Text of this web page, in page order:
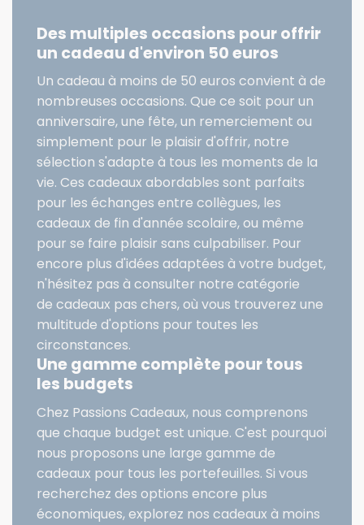
Des multiples occasions pour offrir
un cadeau d'environ 50 euros
Un cadeau à moins de 50 euros convient à de
nombreuses occasions. Que ce soit pour un
anniversaire, une fête, un remerciement ou
simplement pour le plaisir d'offrir, notre
sélection s'adapte à tous les moments de la
vie. Ces cadeaux abordables sont parfaits
pour les échanges entre collègues, les
cadeaux de fin d'année scolaire, ou même
pour se faire plaisir sans culpabiliser. Pour
encore plus d'idées adaptées à votre budget,
n'hésitez pas à consulter notre catégorie
de cadeaux pas chers, où vous trouverez une
multitude d'options pour toutes les
circonstances.
Une gamme complète pour tous
les budgets
Chez Passions Cadeaux, nous comprenons
que chaque budget est unique. C'est pourquoi
nous proposons une large gamme de
cadeaux pour tous les portefeuilles. Si vous
recherchez des options encore plus
économiques, explorez nos cadeaux à moins